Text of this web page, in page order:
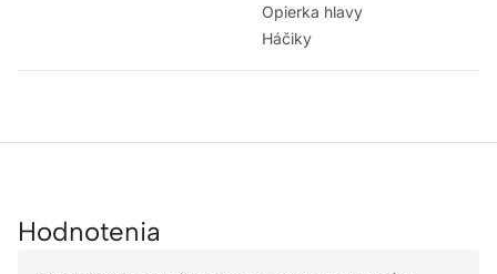
Opierka hlavy
Háčiky
Hodnotenia